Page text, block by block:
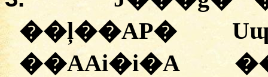
��ļ��AP�
��AAi�i�A